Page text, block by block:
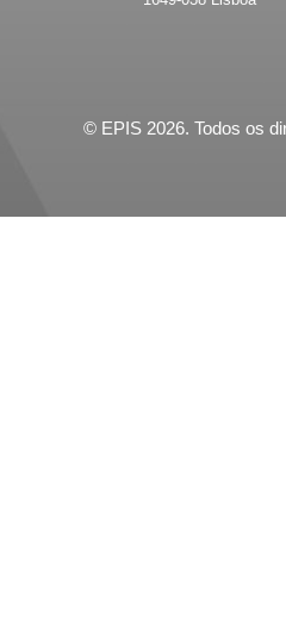
© EPIS 2026. Todos os